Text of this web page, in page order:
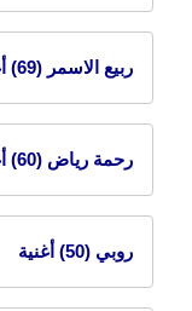
ربيع الاسمر (69) أغنية
رحمة رياض (60) أغنية
روبي (50) أغنية